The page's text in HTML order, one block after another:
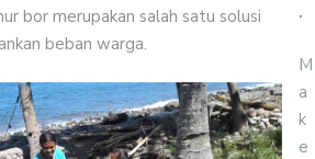
bor merupakan salah satu solusi
beban warga.
.
M
a
k
e